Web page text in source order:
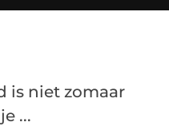
is niet zomaar
...